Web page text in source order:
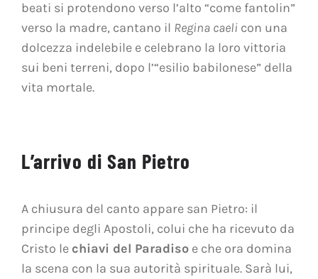
beati si protendono verso l’alto “come fantolin”
verso la madre, cantano il Regina caelicon una
dolcezza indelebile e celebrano la loro vittoria
sui beni terreni, dopo l’“esilio babilonese” della
vita mortale.
L’arrivo di San Pietro
A chiusura del canto appare san Pietro: il
principe degli Apostoli, colui che ha ricevuto da
Cristo le chiavi del Paradisoe che ora domina
la scena con la sua autorità spirituale. Sarà lui,